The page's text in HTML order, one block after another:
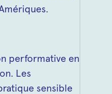
performative en
Les
sensible